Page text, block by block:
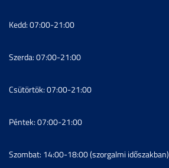
Kedd: 07:00-21:00
Szerda: 07:00-21:00
Csütörtök: 07:00-21:00
Péntek: 07:00-21:00
Szombat: 14:00-18:00 (szorgalmi időszakban)